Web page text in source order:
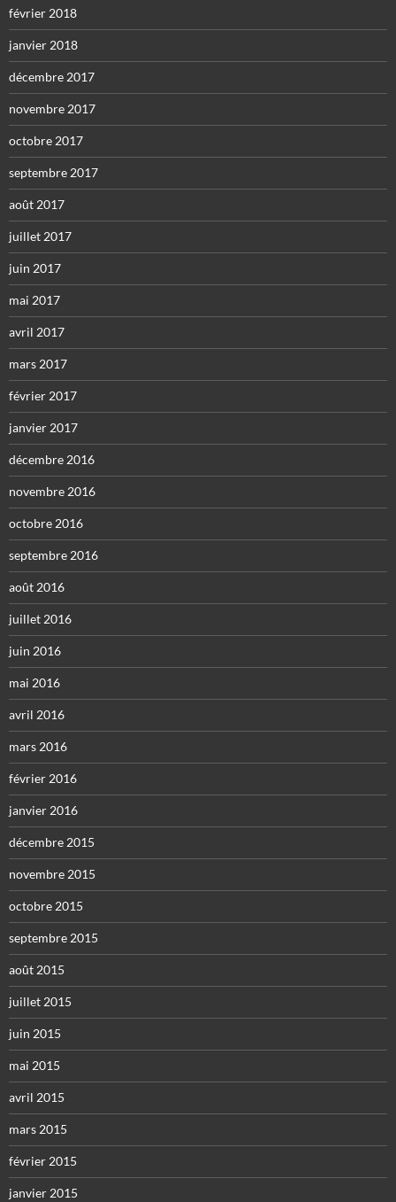
février 2018
janvier 2018
décembre 2017
novembre 2017
octobre 2017
septembre 2017
août 2017
juillet 2017
juin 2017
mai 2017
avril 2017
mars 2017
février 2017
janvier 2017
décembre 2016
novembre 2016
octobre 2016
septembre 2016
août 2016
juillet 2016
juin 2016
mai 2016
avril 2016
mars 2016
février 2016
janvier 2016
décembre 2015
novembre 2015
octobre 2015
septembre 2015
août 2015
juillet 2015
juin 2015
mai 2015
avril 2015
mars 2015
février 2015
janvier 2015